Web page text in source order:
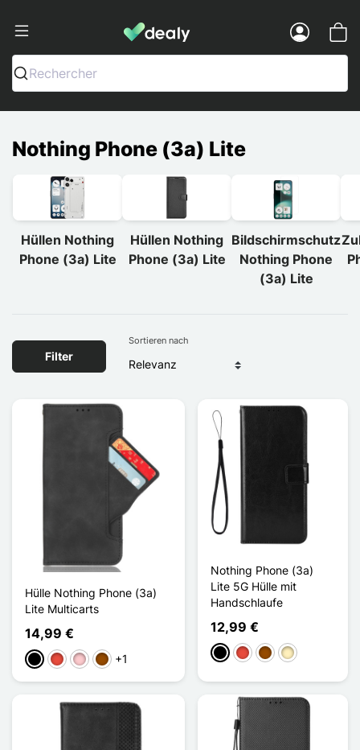
Dealy - Hüllen und Zubehör für
Rechercher
Nothing Phone (3a) Lite
Hüllen Nothing
Phone (3a) Lite
Hüllen Nothing
Phone (3a) Lite
Bildschirmschutz
Nothing Phone
(3a) Lite
Filter
Sortieren nach
Hülle Nothing Phone (3a)
Lite Multicarts
14,99 €
Schwarz
Rot PinkBraun
+1
Nothing Phone (3a)
Lite 5G Hülle mit
Handschlaufe
12,99 €
Schwarz
Rot BraunGolden